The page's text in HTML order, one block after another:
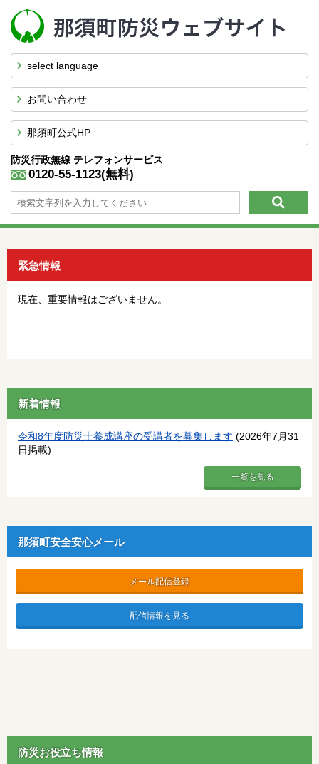
select language
お問い合わせ
那須町公式HP
防災行政無線 テレフォンサービス
0120-55-1123(無料)
緊急情報
現在、重要情報はございません。
新着情報
一覧を見る
令和8年度防災士養成講座の受講者を募集します (2026年7月31
日掲載)
防災お役立ち情報
那須町安全安心メール
メール配信登録
配信情報を見る